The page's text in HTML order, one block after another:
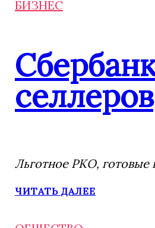
БИЗНЕС
Льготное РКО, готовые
ЧИТАТЬ ДАЛЕЕ